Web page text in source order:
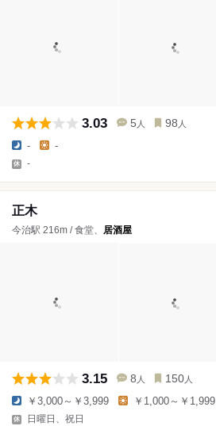
3.03 5 人 98 人
- -
-
正木
今治駅 216m / 食堂、 居酒屋
3.15 8 人 150 人
￥3,000～￥3,999 ￥1,000～￥1,999
日曜日、祝日